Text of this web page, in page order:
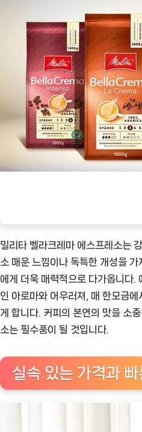
밀리타 벨라크레마 에스프레소는
소 매운 느낌이나 독특한 개성을
에게 더욱 매력적으로 다가옵니다.
인 아로마와 어우러져, 매 한모금
게 합니다. 커피의 본연의 맛을 소
소는 필수품이 될 것입니다.
실속 있는 가격과